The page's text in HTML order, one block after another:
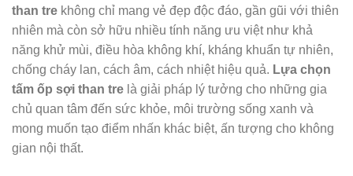
than tre không chỉ mang vẻ đẹp độc đáo, gần gũi với thiên
nhiên mà còn sở hữu nhiều tính năng ưu việt như khả
năng khử mùi, điều hòa không khí, kháng khuẩn tự nhiên,
chống cháy lan, cách âm, cách nhiệt hiệu quả. Lựa chọn
tấm ốp sợi than tre là giải pháp lý tưởng cho những gia
chủ quan tâm đến sức khỏe, môi trường sống xanh và
mong muốn tạo điểm nhấn khác biệt, ấn tượng cho không
gian nội thất.